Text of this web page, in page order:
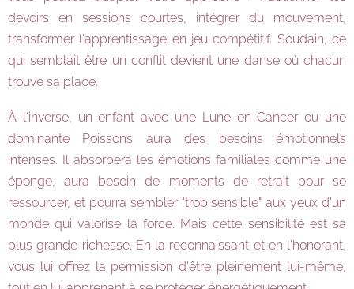
devoirs en sessions courtes, intégrer du mouvement,
transformer l'apprentissage en jeu compétitif. Soudain, ce
qui semblait être un conflit devient une danse où chacun
trouve sa place.
À l'inverse, un enfant avec une Lune en Cancer ou une
dominante Poissons aura des besoins émotionnels
intenses. Il absorbera les émotions familiales comme une
éponge, aura besoin de moments de retrait pour se
ressourcer, et pourra sembler "trop sensible" aux yeux d'un
monde qui valorise la force. Mais cette sensibilité est sa
plus grande richesse. En la reconnaissant et en l'honorant,
vous lui offrez la permission d'être pleinement lui-même,